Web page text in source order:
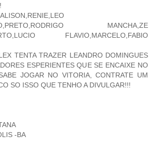
MANCHA,ZE
FLAVIO,MARCELO,FABIO
TENTA TRAZER LEANDRO DOMINGUES
ESPERIENTES QUE SE ENCAIXE NO
JOGAR NO VITORIA, CONTRATE UM
SO ISSO QUE TENHO A DIVULGAR!!!
-BA